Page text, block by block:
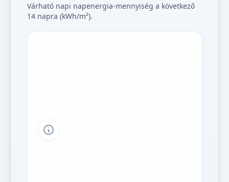
Várható napi napenergia-mennyiség a következő
14 napra (kWh/m²).
Tipp a grafikon jelmagyarázatához